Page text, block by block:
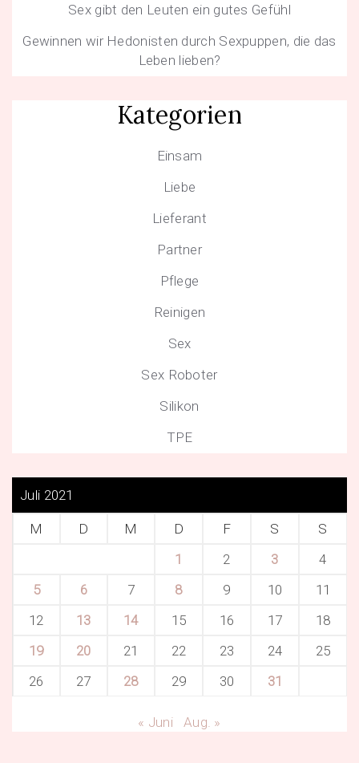
Sex gibt den Leuten ein gutes Gefühl
Gewinnen wir Hedonisten durch Sexpuppen, die das
Leben lieben?
Kategorien
Einsam
Liebe
Lieferant
Partner
Pflege
Reinigen
Sex
Sex Roboter
Silikon
TPE
Juli 2021
M D M D F S
S
1
2 3
4
5
6 7 8 9 10
11
12
13 14 15 16 17
18
19
20 21 22 23 24
25
26
27 28 29 30 31
« Juni Aug. »